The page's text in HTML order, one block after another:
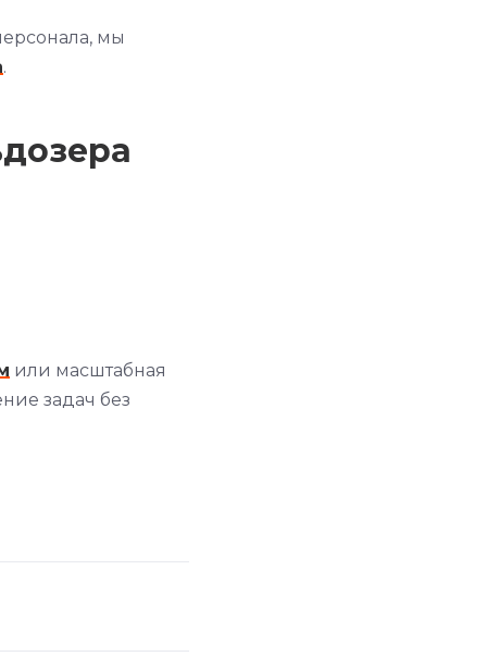
мы
.
или масштабная
задач без